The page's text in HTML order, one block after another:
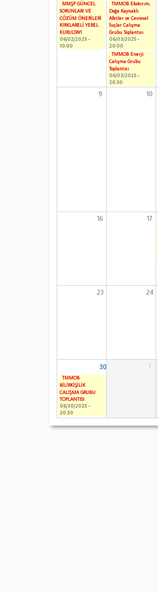
MMŞP GÜNCEL
SORUNLARI VE
ÇÖZÜM ÖNERİLERİ
KIRKLARELİ YEREL
KURULTAYI
06/02/2025 -
10:00
TMMOB Ekokırım,
Doğa Kaynaklı
Afetler ve Çevresel
Suçlar Çalışma
Grubu Toplantısı
06/03/2025 -
20:00
TMMOB Enerji
Çalışma Grubu
Toplantısı
06/03/2025 -
20:30
9 10
16 17
23 24
30 1
TMMOB
BİLİRKİŞİLİK
ÇALIŞMA GRUBU
TOPLANTISI
06/30/2025 -
20:30